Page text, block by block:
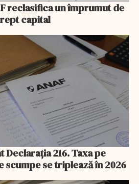
reclasifica un împrumut de
capital
Declarația 216. Taxa pe
scumpe se triplează în 2026